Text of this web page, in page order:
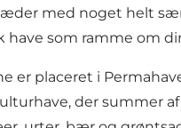
med noget helt
have som ramme om
er placeret i
der summer